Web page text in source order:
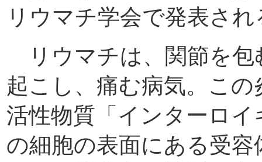
リウマチ学会で発表され
リウマチは、関節を包
起こし、痛む病気。こ
活性物質「インターロイ
の細胞の表面にある受